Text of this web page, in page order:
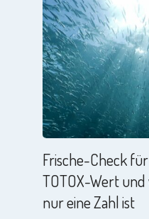
Frische-Check
TOTOX-Wert
nur eine Zahl ist